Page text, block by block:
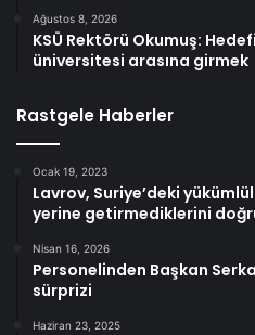
Ağustos 8, 2026
KSÜ Rektörü Okumuş:
üniversitesi arasına girmek
Rastgele Haberler
Ocak 19, 2023
Lavrov, Suriye’deki
yerine getirmediklerini
Nisan 16, 2026
Personelinden Başkan
sürprizi
Haziran 23, 2025